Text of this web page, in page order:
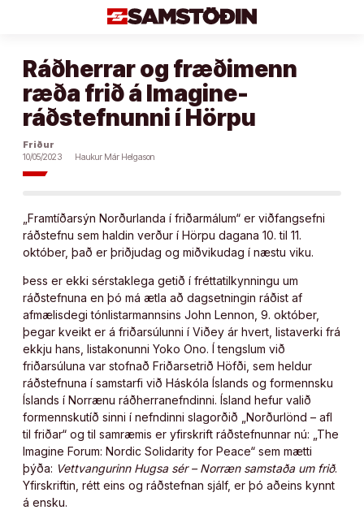
Ráðherrar og fræðimenn
ræða frið á Imagine-
ráðstefnunni í Hörpu
Friður
10/05/2023
Haukur Már Helgason
„Framtíðarsýn Norðurlanda í friðarmálum“ er viðfangsefni
ráðstefnu sem haldin verður í Hörpu dagana 10. til 11.
október, það er þriðjudag og miðvikudag í næstu viku.
Þess er ekki sérstaklega getið í fréttatilkynningu um
ráðstefnuna en þó má ætla að dagsetningin ráðist af
afmælisdegi tónlistarmannsins John Lennon, 9. október,
þegar kveikt er á friðarsúlunni í Viðey ár hvert, listaverki frá
ekkju hans, listakonunni Yoko Ono. Í tengslum við
friðarsúluna var stofnað Friðarsetrið Höfði, sem heldur
ráðstefnuna í samstarfi við Háskóla Íslands og formennsku
Íslands í Norrænu ráðherranefndinni. Ísland hefur valið
formennskutíð sinni í nefndinni slagorðið „Norðurlönd – afl
til friðar“ og til samræmis er yfirskrift ráðstefnunnar nú: „The
Imagine Forum: Nordic Solidarity for Peace“ sem mætti
þýða: Vettvangurinn Hugsa sér – Norræn samstaða um frið.
Yfirskriftin, rétt eins og ráðstefnan sjálf, er þó aðeins kynnt
á ensku.